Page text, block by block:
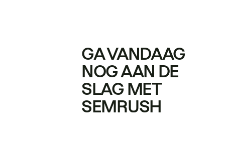
GA VANDAAG
NOG AAN DE
SLAG MET
SEMRUSH